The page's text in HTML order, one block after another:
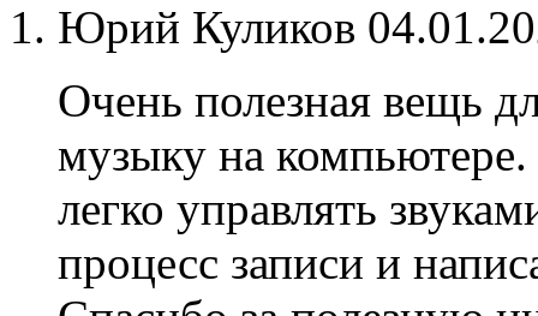
Юрий Куликов
Очень полезная вещь
музыку на
легко управлять
процесс записи и